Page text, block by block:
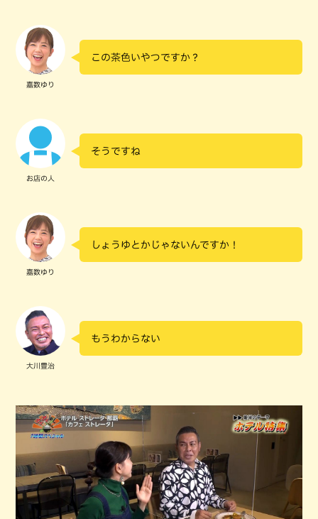
嘉数ゆり
この茶色いやつですか？
お店の人
そうですね
嘉数ゆり
しょうゆとかじゃないんですか！
大川豊治
もうわからない